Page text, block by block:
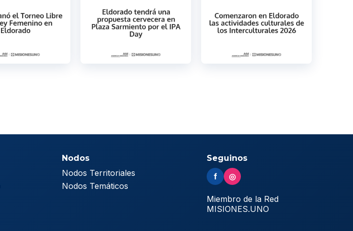
Nodos
Nodos Territoriales
Nodos Temáticos
Seguinos
f ◎
Miembro de la Red
MISIONES.UNO